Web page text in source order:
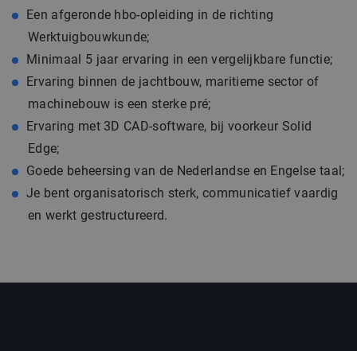
Een afgeronde hbo-opleiding in de richting
Werktuigbouwkunde;
Minimaal 5 jaar ervaring in een vergelijkbare functie;
Ervaring binnen de jachtbouw, maritieme sector of
machinebouw is een sterke pré;
Ervaring met 3D CAD-software, bij voorkeur Solid
Edge;
Goede beheersing van de Nederlandse en Engelse taal;
Je bent organisatorisch sterk, communicatief vaardig
en werkt gestructureerd.